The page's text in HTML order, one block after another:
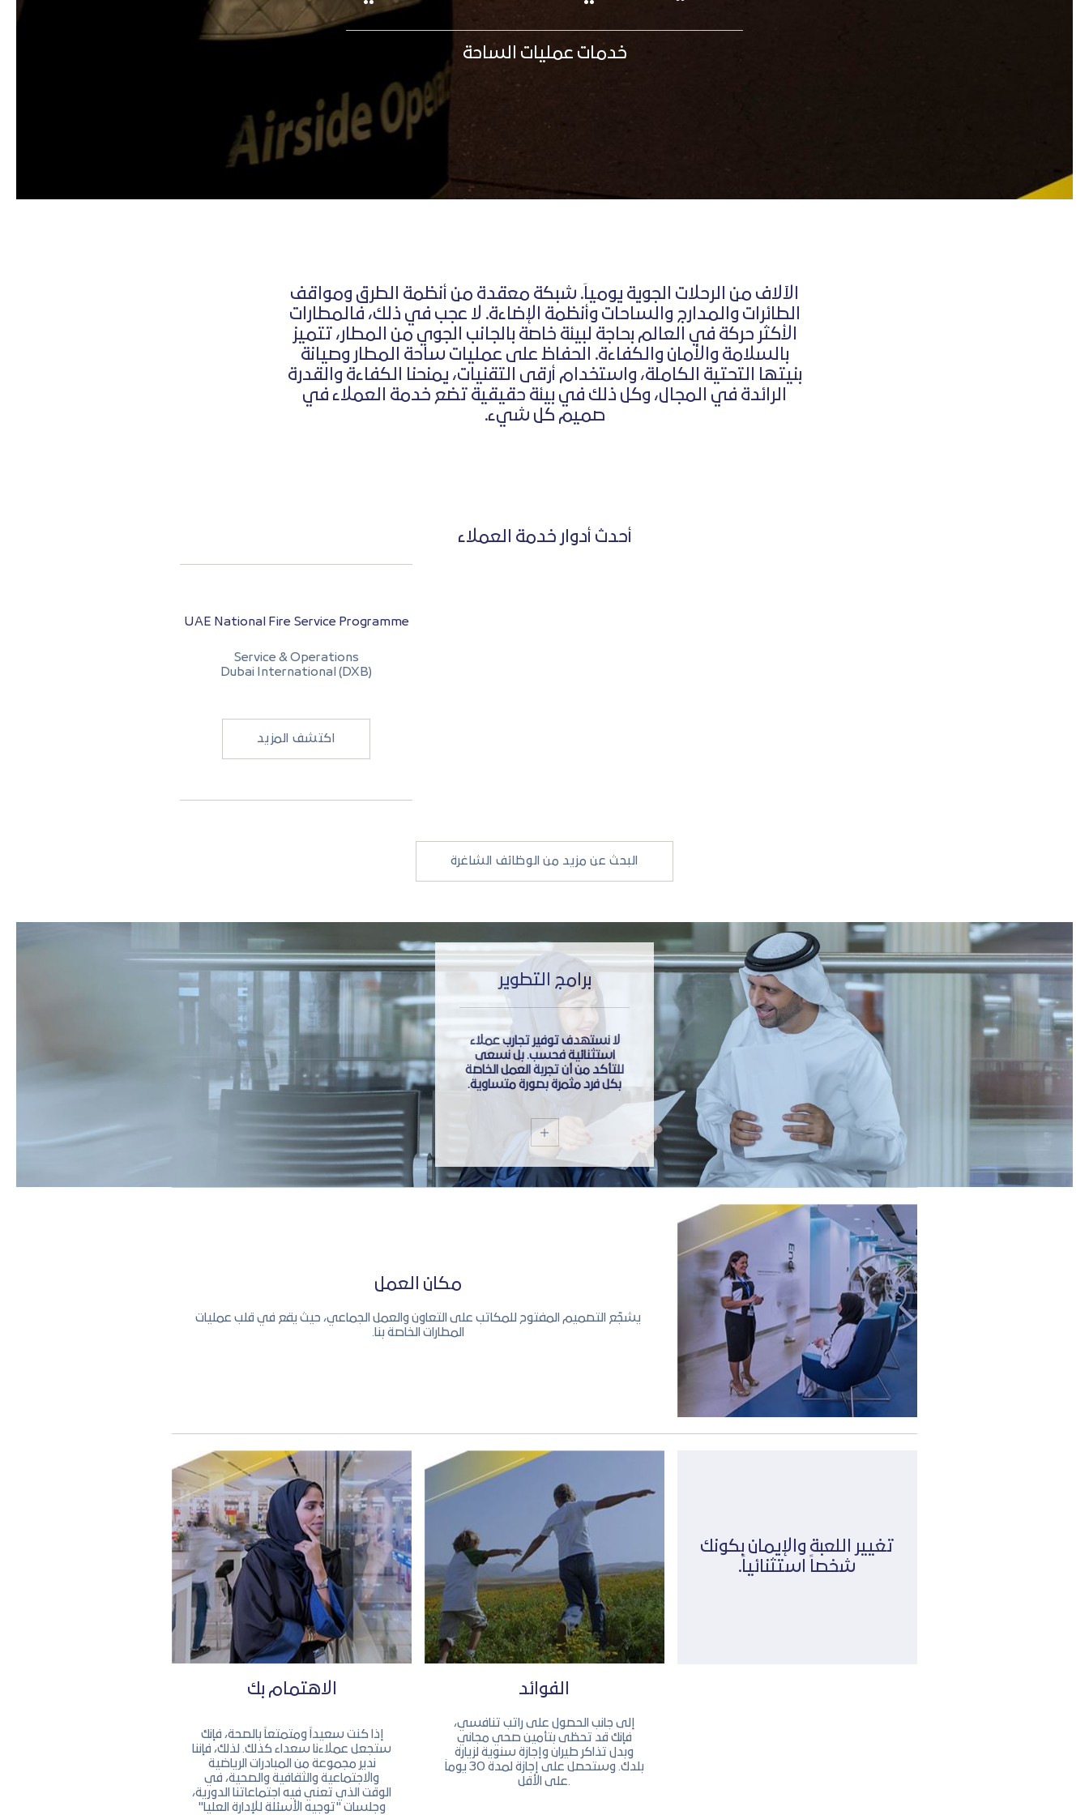
خدمات عمليات الساحة
الآلاف من الرحلات الجوية يومياَ. شبكة معقدة من أنظمة الطرق ومواقف
الطائرات والمدارج والساحات وأنظمة الإضاءة. لا عجب في ذلك، فالمطارات
الأكثر حركة في العالم بحاجة لبيئة خاصة بالجانب الجوي من المطار، تتميز
بالسلامة والأمان والكفاءة. الحفاظ على عمليات ساحة المطار وصيانة
بنيتها التحتية الكاملة، واستخدام أرقى التقنيات، يمنحنا الكفاءة والقدرة
الرائدة في المجال، وكل ذلك في بيئة حقيقية تضع خدمة العملاء في
صميم كل شيء.
أحدث أدوار خدمة العملاء
UAE National Fire Service Programme
Service & Operations
Dubai International (DXB)
اكتشف المزيد
البحث عن مزيد من الوظائف الشاغرة
برامج التطوير
لا نستهدف توفير تجارب عملاء
استثنائية فحسب. بل نسعى
للتأكد من أن تجربة العمل الخاصة
بكل فرد مثمرة بصورة متساوية.
مكان العمل
يشجّع التصميم المفتوح للمكاتب على التعاون والعمل الجماعي، حيث يقع في قلب عمليات
المطارات الخاصة بنا.
الاهتمام بك
إذا كنت سعيداً ومتمتعاً بالصحة، فإنك
ستجعل عملاءنا سعداء كذلك. لذلك، فإننا
ندير مجموعة من المبادرات الرياضية
والاجتماعية والثقافية والصحية، في
الوقت الذي تعني فيه اجتماعاتنا الدورية،
وجلسات "توجيه الأسئلة للإدارة العليا"
الفوائد
إلى جانب الحصول على راتب تنافسي،
فإنك قد تحظى بتأمين صحي مجاني
وبدل تذاكر طيران وإجازة سنوية لزيارة
بلدك. وستحصل على إجازة لمدة 30 يوماَ
على الأقل.
تغيير اللعبة والإيمان بكونك
شخصاً استثنائياً.